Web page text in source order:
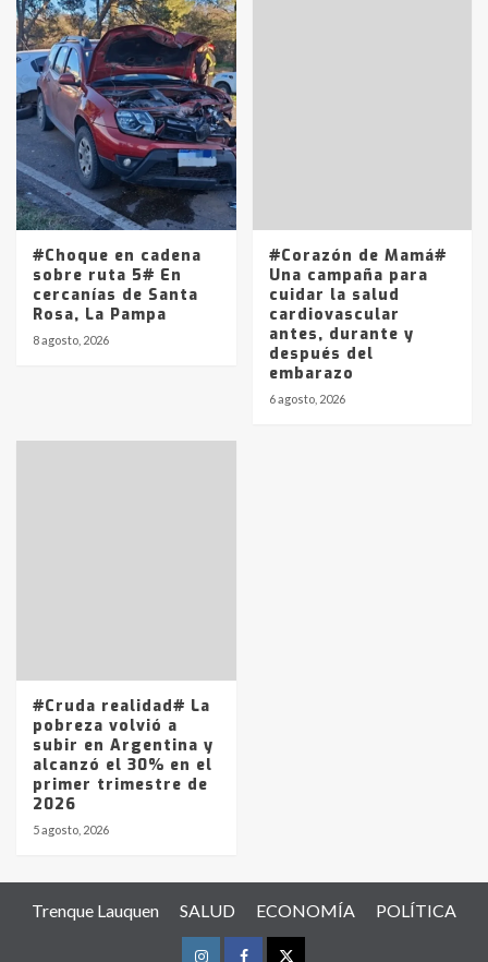
#Choque en cadena
sobre ruta 5# En
cercanías de Santa
Rosa, La Pampa
8 agosto, 2026
#Corazón de Mamá#
Una campaña para
cuidar la salud
cardiovascular
antes, durante y
después del
embarazo
6 agosto, 2026
#Cruda realidad# La
pobreza volvió a
subir en Argentina y
alcanzó el 30% en el
primer trimestre de
2026
5 agosto, 2026
Trenque Lauquen SALUD ECONOMÍA POLÍTICA